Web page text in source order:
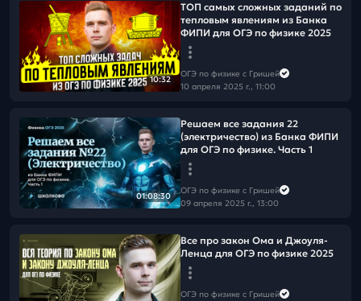
10:32
ТОП самых сложных заданий по
тепловым явлениям из Банка
ФИПИ для ОГЭ по физике 2025
ОГЭ по физике с Гришей
10 апреля 2025 г., 11:00
01:08:30
Решаем все задания 22
(электричество) из Банка ФИПИ
для ОГЭ по физике. Часть 1
ОГЭ по физике с Гришей
09 апреля 2025 г., 13:00
Все про закон Ома и Джоуля-
Ленца для ОГЭ по физике 2025
ОГЭ по физике с Гришей